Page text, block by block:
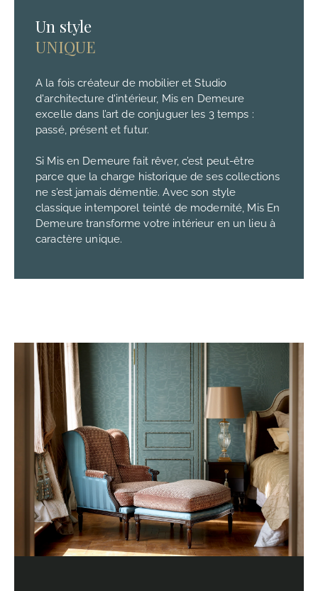
Un style
UNIQUE
A la fois créateur de mobilier et Studio
d'architecture d'intérieur, Mis en Demeure
excelle dans l’art de conjuguer les 3 temps :
passé, présent et futur.
Si Mis en Demeure fait rêver, c’est peut-être
parce que la charge historique de ses collections
ne s’est jamais démentie. Avec son style
classique intemporel teinté de modernité, Mis En
Demeure transforme votre intérieur en un lieu à
caractère unique.